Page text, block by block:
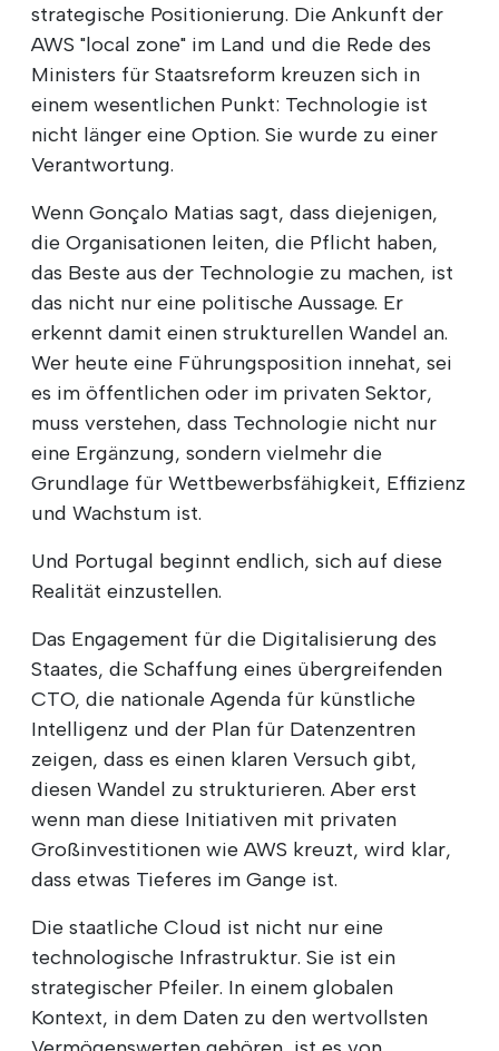
strategische Positionierung. Die Ankunft der
AWS "local zone" im Land und die Rede des
Ministers für Staatsreform kreuzen sich in
einem wesentlichen Punkt: Technologie ist
nicht länger eine Option. Sie wurde zu einer
Verantwortung.
Wenn Gonçalo Matias sagt, dass diejenigen,
die Organisationen leiten, die Pflicht haben,
das Beste aus der Technologie zu machen, ist
das nicht nur eine politische Aussage. Er
erkennt damit einen strukturellen Wandel an.
Wer heute eine Führungsposition innehat, sei
es im öffentlichen oder im privaten Sektor,
muss verstehen, dass Technologie nicht nur
eine Ergänzung, sondern vielmehr die
Grundlage für Wettbewerbsfähigkeit, Effizienz
und Wachstum ist.
Und Portugal beginnt endlich, sich auf diese
Realität einzustellen.
Das Engagement für die Digitalisierung des
Staates, die Schaffung eines übergreifenden
CTO, die nationale Agenda für künstliche
Intelligenz und der Plan für Datenzentren
zeigen, dass es einen klaren Versuch gibt,
diesen Wandel zu strukturieren. Aber erst
wenn man diese Initiativen mit privaten
Großinvestitionen wie AWS kreuzt, wird klar,
dass etwas Tieferes im Gange ist.
Die staatliche Cloud ist nicht nur eine
technologische Infrastruktur. Sie ist ein
strategischer Pfeiler. In einem globalen
Kontext, in dem Daten zu den wertvollsten